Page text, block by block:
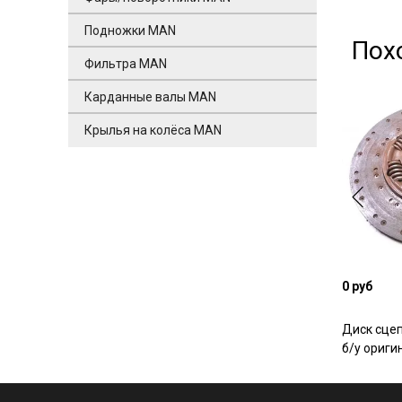
0 руб
Диск
б/у
Подножки MAN
Фильтра MAN
Карданные валы MAN
Крылья на колёса MAN